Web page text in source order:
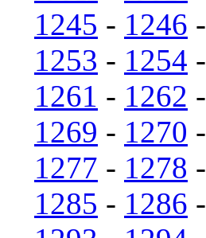
1245 - 1246 -
1253 - 1254 -
1261 - 1262 -
1269 - 1270 -
1277 - 1278 -
1285 - 1286 -